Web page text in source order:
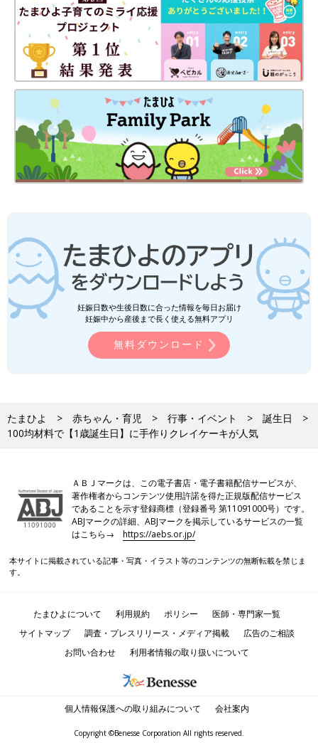
妊娠日数や生後日数に合った情報を毎日お届け
妊娠中から産後まで長く使える無料アプリ
無料ダウンロード
たまひよ 赤ちゃん・育児 行事・イベント
誕生日
100均材料で【1歳誕生日】に手作りクレイケーキが人気
ＡＢＪマークは、この電子書店・電子書籍配信サービスが、
著作権者からコンテンツ使用許諾を得た正規版配信サービス
であることを示す登録商標（登録番号 第11091000号）です。
ABJマークの詳細、ABJマークを掲示しているサービスの一覧
はこちら→https://aebs.or.jp/
本サイトに掲載されている記事・写真・イラスト等のコンテンツの無断転載を禁じま
す。
たまひよについて 利用規約 ポリシー
医師・専門家一覧
サイトマップ
調査・プレスリリース・メディア掲載
広告のご相談
お問い合わせ
利用者情報の取り扱いについて
個人情報保護への取り組みについて 会社案内
Copyright ©Benesse Corporation All rights reserved.